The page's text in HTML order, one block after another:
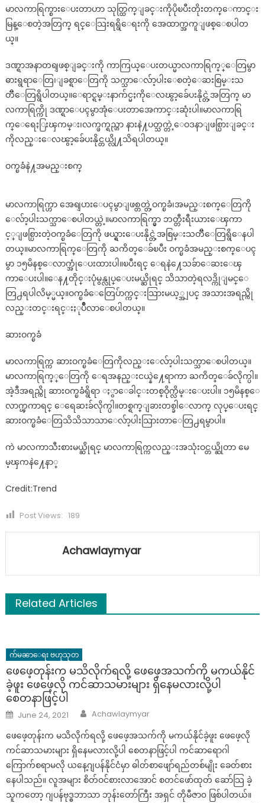
မာလကာရြက္စားေပးတာဟာ သုတ္ထြက္ျခင္းကိုပိုၿပီးတိုးတက္ေကာင္း
မြန္ေစတဲ့အတြက္ ရင္ေသြးရရွိေရးကို အေထာက္အကူျဖစ္ေစပါတ
ယ္။
ဒဏ္ရာအနာတရျဖစ္ျခင္းကို ကာကြယ္ေပးတယ္မာလကာရြက္္ေတြမွာ
ဓားရွရာေတြ၊ျခစ္ရာေတြကို သက္သာေလ်ာ့ပါးေစတဲ့ေဆးစြမ္းသ
တၱိေတြရွိပါတယ္။ေရာင္ရမ္းနာက်င္မႈကိုေလၽွာ့ခ်ေပးနိုင္တဲ့အတြက္ မာ
လကာရြက္ကို ဒဏ္ရာေပၚမွာအုံေပးတာအေကာင္းဆုံးပါ။မာလကာရြ
က္ေရေႏြးၾကမ္း၊လက္ဖက္ရည္ဟာ နားနဲ႔ပတ္သက္တဲ့ေဝဒနာျဖစ္ပြားျခင္း
ကိုလည္းေလၽွာ့ခ်ေပးနိုင္တယ္လို႔သိရပါတယ္။
ဝက္ၿခံနဲ႔အမည္းစက္
မာလကာရြက္ဟာ အေရျပားေပၚမွာျဖစ္တတ္တဲ့ဝက္ၿခံ၊အမည္းစက္ေတြကို
ေလ်ာ့ပါးသက္သာေစပါတယ္တဲ့။မာလကာရြက္မွာ ဘတ္တီးရီးယားေၾကာ
င့္ျဖစ္ပြားတဲ့ဝက္ၿခံေတြကို ဖယ္ရွားေပးနိုင္တဲ့အစြမ္းသတၱိေတြရွိေနပါ
တယ္။မာလကာရြက္ေတြကို ႀကိတ္ေခ်ၿပီး ဝက္ၿခံအမည္းစက္ေပၚ
မွာ ၁၅မိနစ္ေလာက္အုံေပးထားပါ။ၿပီးရင္ ေရနဲ႔ေသခ်ာေဆးေၾ
ကာေပးပါ။ေန႔တိုင္းပုံမွန္လုပ္ေပးမယ္ဆိုရင္ သိသာတဲ့ရလဒ္ကိုျမင္ေ
တြ႕ရပါလိမ့္မယ္။ဝက္ၿခံေတြေပ်ာက္ကင္းသြားမယ့္အျပင္ အသားအရည္ကို
လည္းတင္းရင္းႏုပ်ိဳလာေစပါတယ္။
ဆားဝက္ၿခံ
မာလကာရြက္က ဆားဝက္ၿခံေတြကိုလည္းေလ်ာ့ပါးသက္သာေစပါတယ္။
မာလကာရြက္္ေတြကို ေရအနည္းငယ္နဲ႔ေရာကာ ႀကိတ္ေခ်လိုက္ပါ။
အဲ့ဒီအရည္ကို ဆားဝက္ၿခံရွိရာ ႏွာေခါင္းတစ္ဝိုက္လိမ္းေပးပါ။ ၁၅မိနစ္ေ
လာက္ၾကာရင္ ေရေဆးခ်လိုက္ပါ။တစ္ရက္ျခားတစ္ခါေလာက္ လုပ္ေပးရင္
ဆားဝက္ၿခံေတြသိသိသာသာေလ်ာ့ပါးသြားတာေတြ႕ရမွာပါ။
ကဲ မာလကာသီးစားမယ္ဆိုရင္ မာလကာရြက္ကလည္းအသုံးဝင္တယ္ဆိုတာ မေ
မ့ၾကနဲ႔ေနာ္
Credit:Trend
Post Views: 189
Achawlaymyar
Related Articles
က်မၼာေရး ဗဟုသုတ
ဖေဖေ့တုန်းက မသိလိုက်ရလို့ ဖေဖေ့အသက်ကို မကယ်နိုင်
ခဲ့ဖူး ဖေဖေ့လို ကင်ဆာသမားများ ရှိနေမလားလို့ပါ
စေတနာဖြင့်ပါ
Posted
on
June 24, 2021 Author
Achawlaymyar
ဖေဖေ့တုန်းက မသိလိုက်ရလို့ ဖေဖေ့အသက်ကို မကယ်နိုင်ခဲ့ဖူး ဖေဖေ့လို
ကင်ဆာသမားများ ရှိနေမလားလို့ပါ စေတနာဖြင့်ပါ ကင်ဆာရောဂါ
ကြောက်စရာမလို ယနေ့ဂျပန်နိုင်ငံမှာ ဓါတ်စာဖျော်ရည်တစ်မျိုး ခေတ်စား
နေပါသည်။ လူအများ စိတ်ဝင်စားလာအောင် စတင်ဖော်ထုတ် ဆော်သြ ခဲ့
သူကတော့ ဂျပန်ဗုဒ္ဓဘာသာ ဘုန်းတော်ကြီး အရှင် တိုမီဇာ၀ ဖြစ်ပါတယ်။